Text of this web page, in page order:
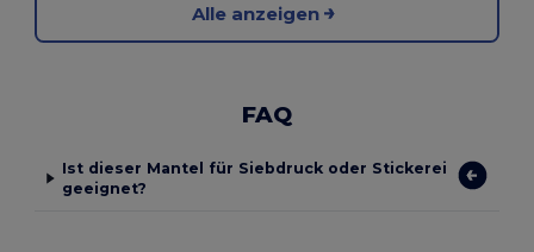
Alle anzeigen
FAQ
Ist dieser Mantel für Siebdruck oder Stickerei
geeignet?